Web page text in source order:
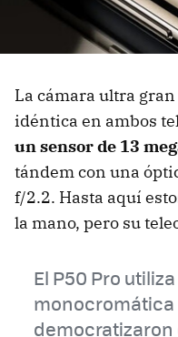
La cámara ultra
idéntica en ambos
un sensor de 13
tándem con una
f/2.2. Hasta aquí
la mano, pero su
El P50 Pro
monocromática
democratizaron